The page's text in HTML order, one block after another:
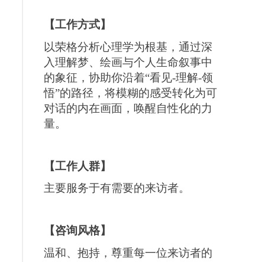
【工作方式】
以荣格分析心理学为根基，通过深
入理解梦、绘画与个人生命叙事中
的象征，协助你沿着“看见-理解-领
悟”的路径，将模糊的感受转化为可
对话的内在画面，唤醒自性化的力
量。
【工作人群】
主要服务于有需要的来访者。
【咨询风格】
温和、抱持，尊重每一位来访者的